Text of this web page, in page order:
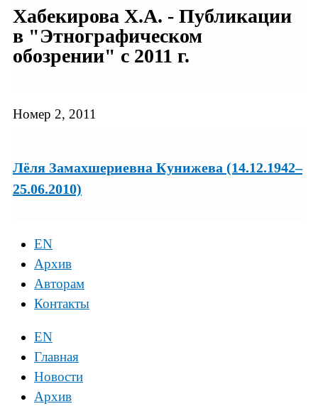
Хабекирова Х.А. - Публикации
в "Этнографическом
обозрении" с 2011 г.
Номер 2, 2011
Лёля Замахшериевна Кунижева (14.12.1942–
25.06.2010)
EN
Архив
Авторам
Контакты
EN
Главная
Новости
Архив